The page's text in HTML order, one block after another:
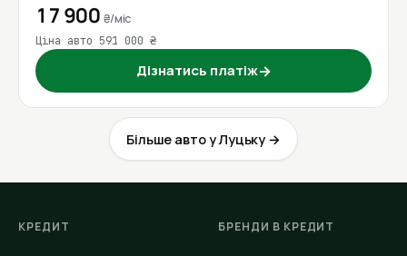
17 900 ₴/міс
Ціна авто 591 000 ₴
Дізнатись платіж→
Більше авто у Луцьку →
КРЕДИТ БРЕНДИ В КРЕДИТ